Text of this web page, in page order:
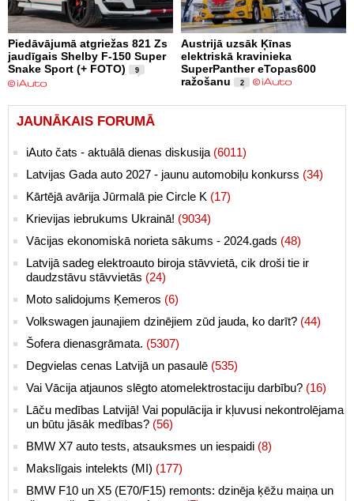
Piedāvājumā atgriežas 821 Zs
jaudīgais Shelby F-150 Super
Snake Sport (+ FOTO)
9
Austrijā uzsāk Ķīnas
elektriskā kravinieka
SuperPanther eTopas600
ražošanu
2
JAUNĀKAIS FORUMĀ
iAuto čats - aktuālā dienas diskusija (6011)
Latvijas Gada auto 2027 - jaunu automobiļu konkurss (34)
Kārtējā avārija Jūrmalā pie Circle K (17)
Krievijas iebrukums Ukrainā! (9034)
Vācijas ekonomiskā norieta sākums - 2024.gads (48)
Latvijā sadeg elektroauto biroja stāvvietā, cik droši tie ir
daudzstāvu stāvvietās (24)
Moto salidojums Ķemeros (6)
Volkswagen jaunajiem dzinējiem zūd jauda, ko darīt? (44)
Šofera dienasgrāmata. (5307)
Degvielas cenas Latvijā un pasaulē (535)
Vai Vācija atjaunos slēgto atomelektrostaciju darbību? (16)
Lāču medības Latvijā! Vai populācija ir kļuvusi nekontrolējama
un būtu jāsāk medības? (56)
BMW X7 auto tests, atsauksmes un iespaidi (8)
Makslīgais intelekts (MI) (177)
BMW F10 un X5 (E70/F15) remonts: dzinēja ķēžu maiņa un